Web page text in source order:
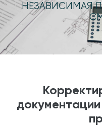
НЕЗАВИСИМАЯ